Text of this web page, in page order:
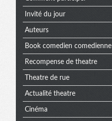
Invité du jour
Auteurs
Book comedien comedienne
Recompense de theatre
Theatre de rue
Actualité theatre
Cinéma